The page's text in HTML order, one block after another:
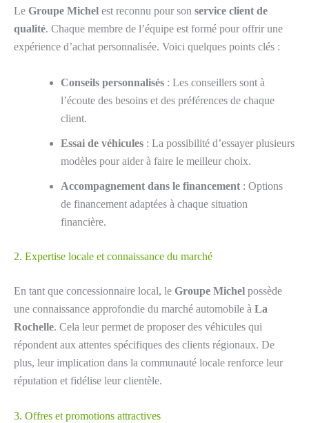
Le Groupe Michel est reconnu pour son service client de
qualité. Chaque membre de l’équipe est formé pour offrir une
expérience d’achat personnalisée. Voici quelques points clés :
Conseils personnalisés : Les conseillers sont à
l’écoute des besoins et des préférences de chaque
client.
Essai de véhicules : La possibilité d’essayer plusieurs
modèles pour aider à faire le meilleur choix.
Accompagnement dans le financement : Options
de financement adaptées à chaque situation
financière.
2. Expertise locale et connaissance du marché
En tant que concessionnaire local, le Groupe Michel possède
une connaissance approfondie du marché automobile à La
Rochelle. Cela leur permet de proposer des véhicules qui
répondent aux attentes spécifiques des clients régionaux. De
plus, leur implication dans la communauté locale renforce leur
réputation et fidélise leur clientèle.
3. Offres et promotions attractives